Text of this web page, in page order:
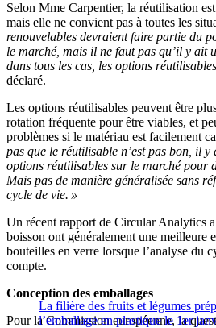
Selon Mme Carpentier, la réutilisation
mais elle ne convient pas à toutes les
renouvelables devraient faire partie du
le marché, mais il ne faut pas qu’il y ait
dans tous les cas, les options
déclaré.
Les options réutilisables peuvent être
rotation fréquente pour être viables, et
problèmes si le matériau est facilement
pas que le réutilisable n’est pas bon, il y
options réutilisables sur le marché pour
Mais pas de manière généralisée sans
cycle de vie. »
Un récent rapport de Circular Analytics
boisson ont généralement une meilleure
bouteilles en verre lorsque l’analyse du
compte.
La filière des fruits et légumes
l’emballage en plastique le 1er
Conception des emballages
Pour la Commission européenne, la